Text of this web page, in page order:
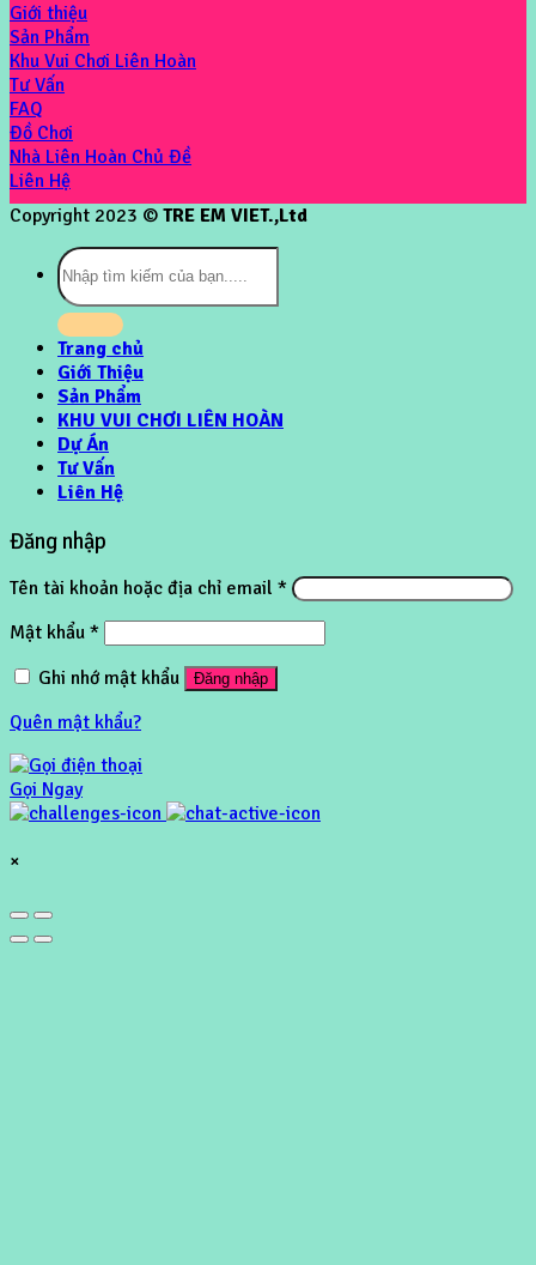
Giới thiệu
Sản Phẩm
Khu Vui Chơi Liên Hoàn
Tư Vấn
FAQ
Đồ Chơi
Nhà Liên Hoàn Chủ Đề
Liên Hệ
Copyright 2023 © TRE EM VIET.,Ltd
Tìm
kiếm:
Trang chủ
Giới Thiệu
Sản Phẩm
KHU VUI CHƠI LIÊN HOÀN
Dự Án
Tư Vấn
Liên Hệ
Đăng nhập
Tên tài khoản hoặc địa chỉ email *
Mật khẩu *
Ghi nhớ mật khẩu
Đăng nhập
Quên mật khẩu?
Gọi Ngay
×